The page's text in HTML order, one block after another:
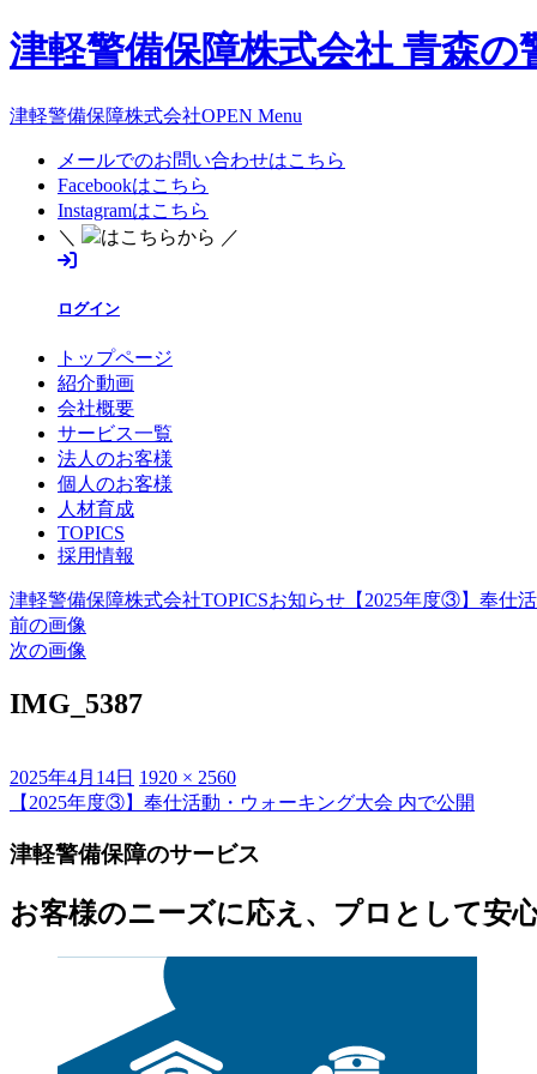
津軽警備保障株式会社 青森
津軽警備保障株式会社OPEN Menu
メールでのお問い合わせはこちら
Facebookはこちら
Instagramはこちら
＼
はこちらから ／
ログイン
トップページ
紹介動画
会社概要
サービス一覧
法人のお客様
個人のお客様
人材育成
TOPICS
採用情報
津軽警備保障株式会社TOPICSお知らせ 【2025年度③】奉仕
前の画像
次の画像
IMG_5387
投
稿
2025年4月14日 フ
ル
イ
1920 × 2560
投
稿
ビ
【2025年度③】奉仕活動・ウォーキング大会 内で公開
津軽警備保障のサービス
お客様のニーズに応え、プロとして安